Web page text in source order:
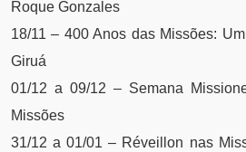
Roque Gonzales
18/11 – 400 Anos das Missões:
Giruá
01/12 a 09/12 – Semana
Missões
31/12 a 01/01 – Réveillon nas